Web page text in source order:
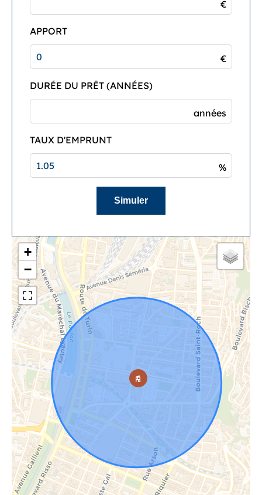
€
APPORT
€
DURÉE DU PRÊT (ANNÉES)
années
TAUX D'EMPRUNT
%
Simuler
+
−